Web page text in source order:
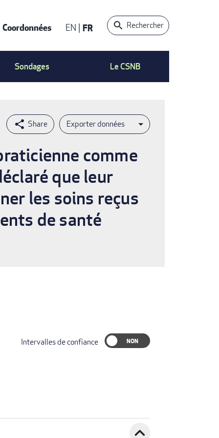
Coordonnées EN FR Rechercher
Sondages Le CSNB
Exporter données
comme
que leur
les soins reçus
de santé
Intervalles de confiance
expand_less